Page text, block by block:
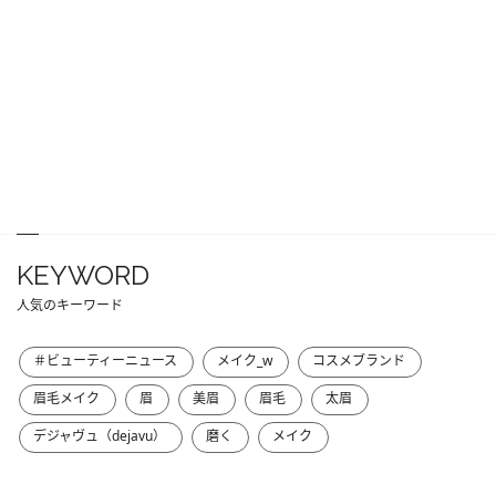
KEYWORD
人気のキーワード
＃ビューティーニュース メイク_w
コスメブランド
眉毛メイク
眉 美眉 眉毛
太眉
デジャヴュ（dejavu）
磨く メイク